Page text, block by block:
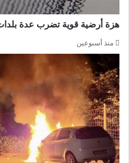
هزة أرضية قوية تضرب عدة
منذ أسبوعين